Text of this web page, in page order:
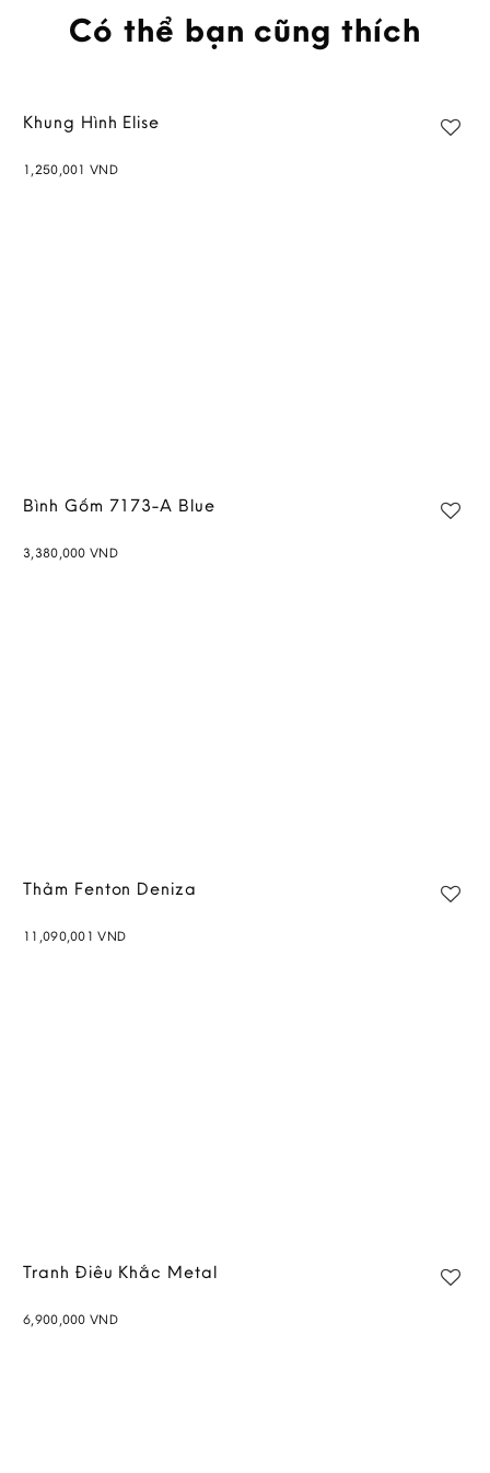
Có thể bạn cũng thích
Khung Hình Elise
1,250,001 VND
Bình Gốm 7173-A Blue
3,380,000 VND
Thảm Fenton Deniza
11,090,001VND
Tranh Điêu Khắc Metal
6,900,000 VND